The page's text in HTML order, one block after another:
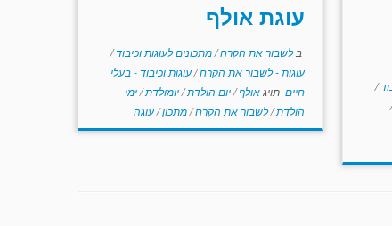
/
עוגת אולף
בלשבור את הקרח/מתכונים לעוגות וכיבוד/
עוגות - לשבור את הקרח/עוגות וכיבוד - בעלי
חיים תויגאולף/יום הולדת/יומולדת/ימי
הולדת/לשבור את הקרח/מתכון/עוגה